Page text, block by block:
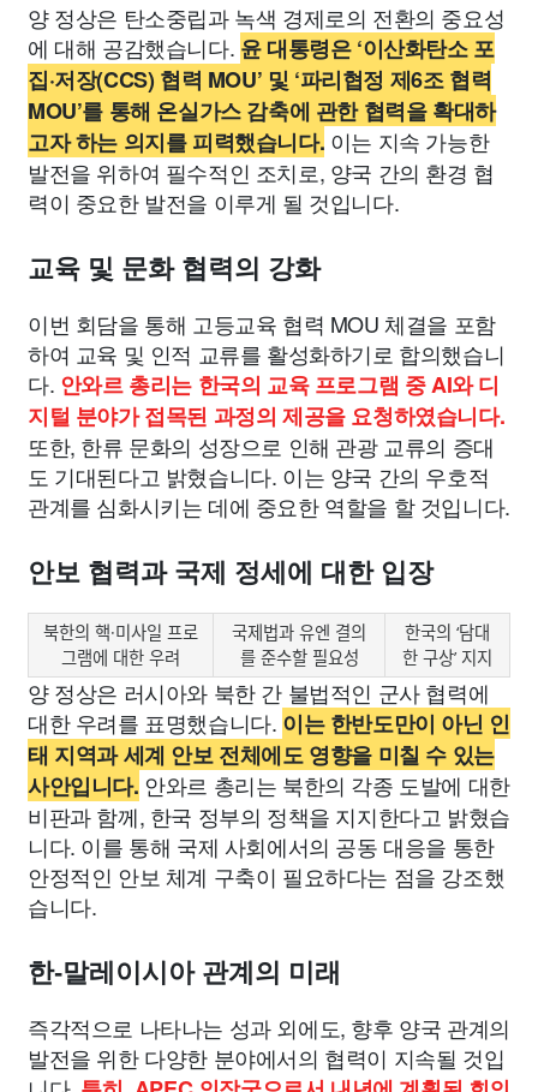
양 정상은 탄소중립과 녹색 경제로의 전환의 중요성
에 대해 공감했습니다. 윤 대통령은 ‘이산화탄소 포
집·저장(CCS) 협력 MOU’ 및 ‘파리협정 제6조 협력
MOU’를 통해 온실가스 감축에 관한 협력을 확대하
고자 하는 의지를 피력했습니다. 이는 지속 가능한
발전을 위하여 필수적인 조치로, 양국 간의 환경 협
력이 중요한 발전을 이루게 될 것입니다.
교육 및 문화 협력의 강화
이번 회담을 통해 고등교육 협력 MOU 체결을 포함
하여 교육 및 인적 교류를 활성화하기로 합의했습니
다. 안와르 총리는 한국의 교육 프로그램 중 AI와 디
지털 분야가 접목된 과정의 제공을 요청하였습니다.
또한, 한류 문화의 성장으로 인해 관광 교류의 증대
도 기대된다고 밝혔습니다. 이는 양국 간의 우호적
관계를 심화시키는 데에 중요한 역할을 할 것입니다.
안보 협력과 국제 정세에 대한 입장
북한의 핵·미사일 프로
그램에 대한 우려
국제법과 유엔 결의
를 준수할 필요성
한국의 ‘담대
한 구상’ 지지
양 정상은 러시아와 북한 간 불법적인 군사 협력에
대한 우려를 표명했습니다. 이는 한반도만이 아닌 인
태 지역과 세계 안보 전체에도 영향을 미칠 수 있는
사안입니다. 안와르 총리는 북한의 각종 도발에 대한
비판과 함께, 한국 정부의 정책을 지지한다고 밝혔습
니다. 이를 통해 국제 사회에서의 공동 대응을 통한
안정적인 안보 체계 구축이 필요하다는 점을 강조했
습니다.
한-말레이시아 관계의 미래
즉각적으로 나타나는 성과 외에도, 향후 양국 관계의
발전을 위한 다양한 분야에서의 협력이 지속될 것입